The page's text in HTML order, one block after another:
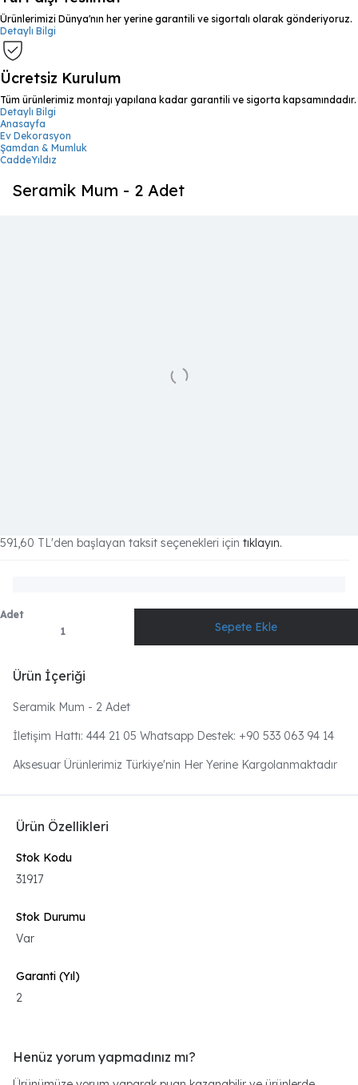
Ürünlerimizi Dünya'nın her yerine garantili ve sigortalı olarak gönderiyoruz.
Detaylı Bilgi
Ücretsiz Kurulum
Tüm ürünlerimiz montajı yapılana kadar garantili ve sigorta kapsamındadır.
Detaylı Bilgi
Anasayfa
Ev Dekorasyon
Şamdan & Mumluk
CaddeYıldız
Seramik Mum - 2 Adet
591,60 TL'den başlayan taksit seçenekleri için tıklayın.
Adet
Ürün İçeriği
Seramik Mum - 2 Adet
İletişim Hattı: 444 21 05 Whatsapp Destek: +90 533 063 94 14
Aksesuar Ürünlerimiz Türkiye'nin Her Yerine Kargolanmaktadır
Ürün Özellikleri
Stok Kodu
31917
Stok Durumu
Var
Garanti (Yıl)
2
Henüz yorum yapmadınız mı?